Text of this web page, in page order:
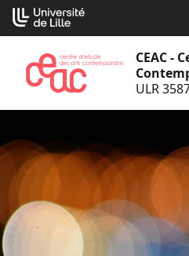
Aller
au
CEAC -
ULR
Cookies management panel